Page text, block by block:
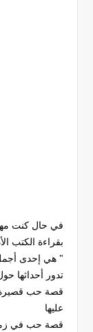
في حال كنت
بقراءة الكتب
" هي إحدى أجمل
تدور أحداثها
قصة حب قصيرة
عليها
قصة حب في